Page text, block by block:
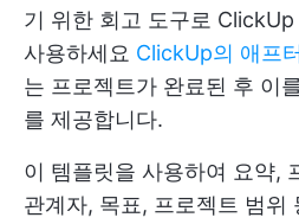
기 위한 회고 도구로
사용하세요 ClickUp의 애프
는 프로젝트가 완료된 후 이
를 제공합니다.
이 템플릿을 사용하여 요약,
관계자, 목표, 프로젝트 범위